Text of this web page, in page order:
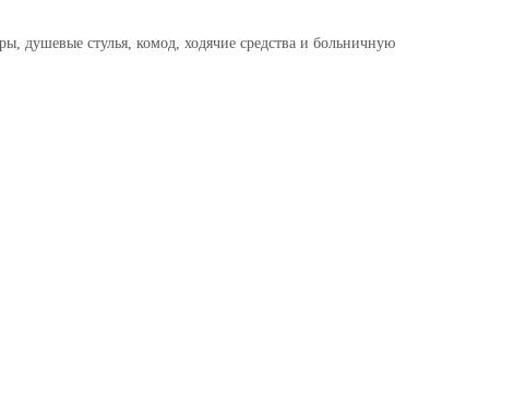
душевые стулья, комод, ходячие средства и больничную